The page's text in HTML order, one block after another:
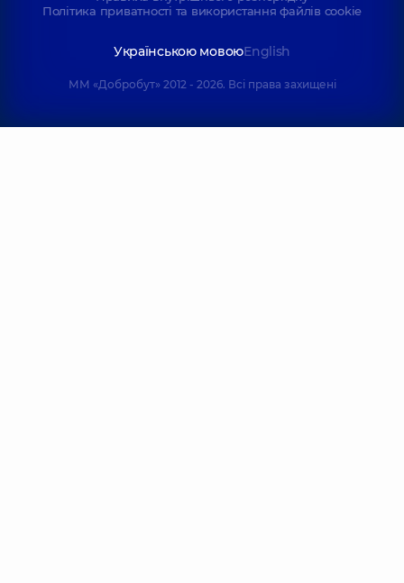
Політика приватності та використання файлів cookie
Українською мовоюEnglish
ММ «Добробут» 2012 - 2026. Всі права захищені